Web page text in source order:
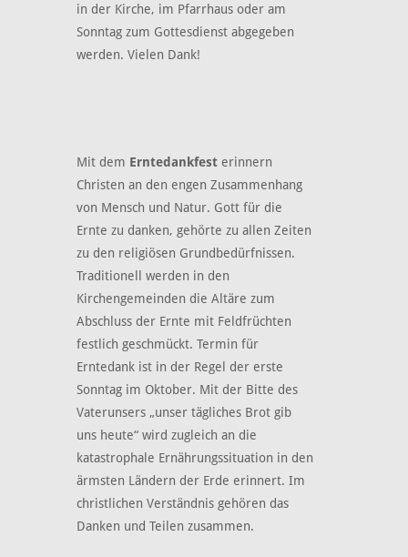
in der Kirche, im Pfarrhaus oder am
Sonntag zum Gottesdienst abgegeben
werden. Vielen Dank!
Mit dem Erntedankfest erinnern
Christen an den engen Zusammenhang
von Mensch und Natur. Gott für die
Ernte zu danken, gehörte zu allen Zeiten
zu den religiösen Grundbedürfnissen.
Traditionell werden in den
Kirchengemeinden die Altäre zum
Abschluss der Ernte mit Feldfrüchten
festlich geschmückt. Termin für
Erntedank ist in der Regel der erste
Sonntag im Oktober. Mit der Bitte des
Vaterunsers „unser tägliches Brot gib
uns heute“ wird zugleich an die
katastrophale Ernährungssituation in den
ärmsten Ländern der Erde erinnert. Im
christlichen Verständnis gehören das
Danken und Teilen zusammen.